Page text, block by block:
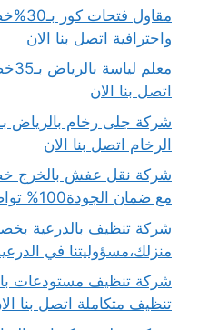
مقاول
واحترافية اتصل بنا الان
اتصل بنا الان
الرخام اتصل بنا الان
مع ضمان الجودة100% تواصل معنا الآن
منزلك،مسؤوليتنا في
تنظيف متكاملة اتصل بنا